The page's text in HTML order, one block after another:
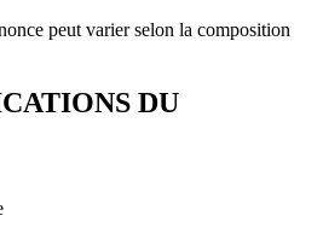
peut varier selon la composition
DU